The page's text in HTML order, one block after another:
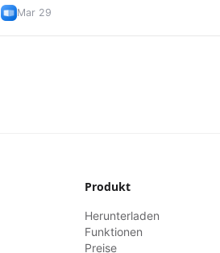
ist als traditionelles Lehrbuchstudium.
Mar 29
Produkt
Herunterladen
Funktionen
Preise